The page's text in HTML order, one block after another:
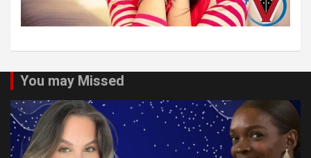
You may Missed